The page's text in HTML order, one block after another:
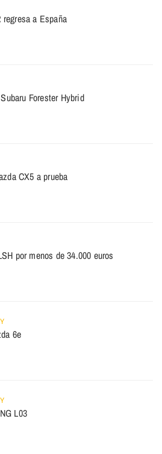
regresa a España
Forester Hybrid
CX5 a prueba
por menos de 34.000 euros
6e
L03